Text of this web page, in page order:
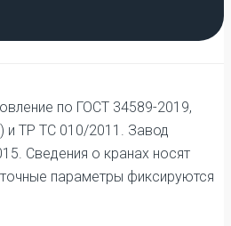
по ГОСТ 34589-2019,
ТР ТС 010/2011. Завод
Сведения о кранах носят
параметры фиксируются